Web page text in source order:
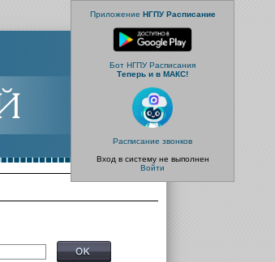
Приложение НГПУ Расписание
Бот НГПУ Расписания
Теперь и в МАКС!
Расписание звонков
Вход в систему не выполнен
Войти